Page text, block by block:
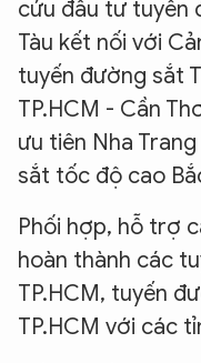
cứu đầu tư tuyến
Tàu kết nối với
tuyến đường sắt
TP.HCM - Cần
ưu tiên Nha
sắt tốc độ cao
Phối hợp, hỗ trợ
hoàn thành các
TP.HCM, tuyến
TP.HCM với các